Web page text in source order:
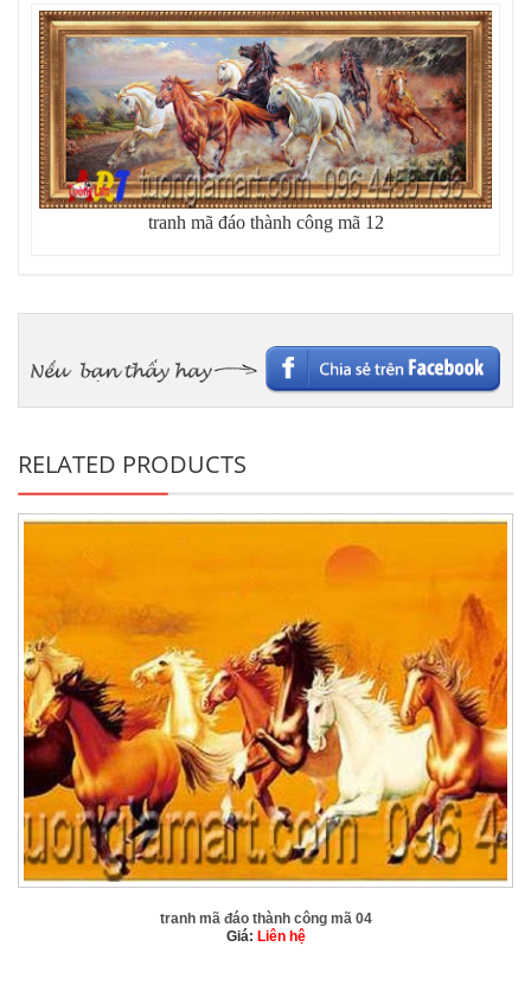
tranh mã đáo thành công mã 12
RELATED PRODUCTS
tranh mã đáo thành công mã 04
Giá: Liên hệ